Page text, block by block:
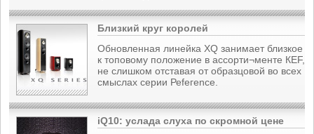
Близкий круг королей
Обновленная линейка ХQ занимает близкое
к топовому положение в ассорти¬менте КЕF,
не слишком отставая от образцовой во всех
смыслах серии Реfегеnсе.
iQ10: услада слуха по скромной цене